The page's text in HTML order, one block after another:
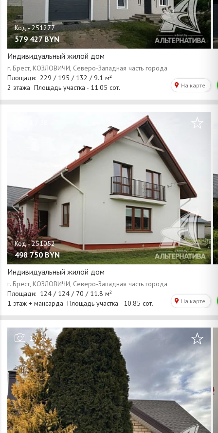
579 427 BYN
Индивидуальный жилой дом
498 750 BYN
Индивидуальный жилой дом
1/33